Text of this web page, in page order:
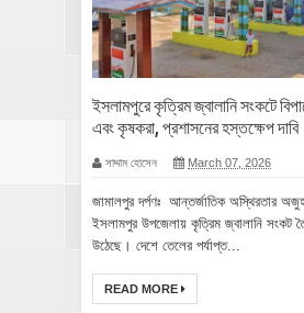
ইসলামপুরে কৃত্রিম জ্বালানি সংকটে
এবং কৃষকরা, প্রশাসনের হস্তক্ষেপ দাবি
সাদ্দাম হোসেন March 07, 2026
জামালপুর দর্পণঃ আন্তর্জাতিক অস্থিরতার
ইসলামপুর উপজেলায় কৃত্রিম জ্বালানি সংকট
উঠেছে। দেশে তেলের পর্যাপ্ত...
READ MORE